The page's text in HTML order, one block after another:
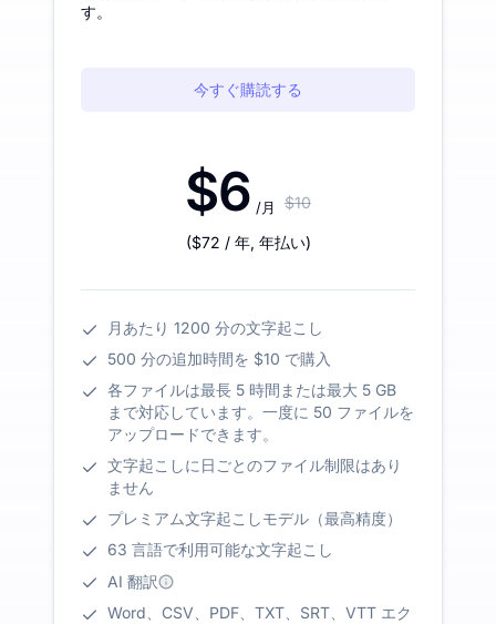
す。
今すぐ購読する
$6 /月 $10
($72 / 年, 年払い)
月あたり 1200 分の文字起こし
500 分の追加時間を $10 で購入
各ファイルは最長 5 時間または最大 5 GB
まで対応しています。一度に 50 ファイルを
アップロードできます。
文字起こしに日ごとのファイル制限はあり
ません
プレミアム文字起こしモデル（最高精度）
63 言語で利用可能な文字起こし
AI 翻訳
Word、CSV、PDF、TXT、SRT、VTT エク